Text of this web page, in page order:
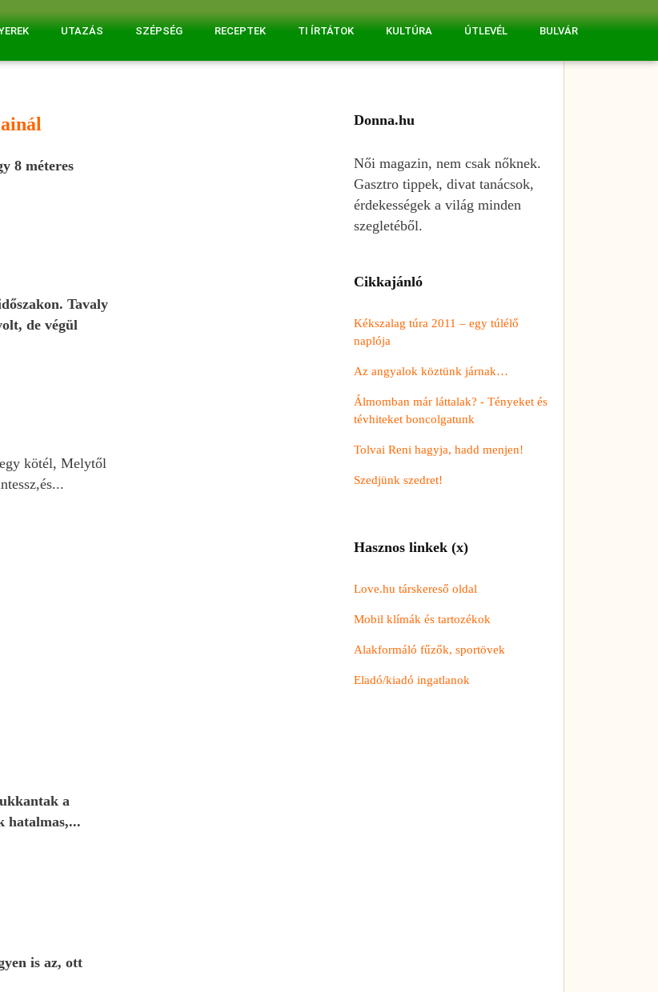
UTAZÁS SZÉPSÉG RECEPTEK TI ÍRTÁTOK KULTÚRA ÚTLEVÉL BULVÁR
8 méteres
Tavaly
de végül
kötél, Melytől
a
hatalmas,...
is az, ott
Donna.hu
Női magazin, nem csak nőknek.
Gasztro tippek, divat tanácsok,
érdekességek a világ minden
szegletéből.
Cikkajánló
Kékszalag túra 2011 – egy túlélő
naplója
Az angyalok köztünk járnak…
Álmomban már láttalak? - Tényeket és
tévhiteket boncolgatunk
Tolvai Reni hagyja, hadd menjen!
Szedjünk szedret!
Hasznos linkek (x)
Love.hu társkereső oldal
Mobil klímák és tartozékok
Alakformáló fűzők, sportövek
Eladó/kiadó ingatlanok